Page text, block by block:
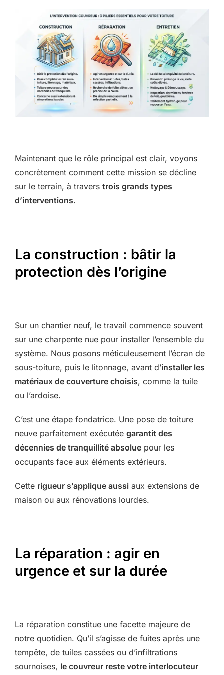
Maintenant que le rôle principal est clair, voyons
concrètement comment cette mission se décline
sur le terrain, à travers trois grands types
d’interventions.
La construction : bâtir la
protection dès l’origine
Sur un chantier neuf, le travail commence souvent
sur une charpente nue pour installer l’ensemble du
système. Nous posons méticuleusement l’écran de
sous-toiture, puis le litonnage, avant d’installer les
matériaux de couverture choisis, comme la tuile
ou l’ardoise.
C’est une étape fondatrice. Une pose de toiture
neuve parfaitement exécutée garantit des
décennies de tranquillité absolue pour les
occupants face aux éléments extérieurs.
Cette rigueur s’applique aussi aux extensions de
maison ou aux rénovations lourdes.
La réparation : agir en
urgence et sur la durée
La réparation constitue une facette majeure de
notre quotidien. Qu’il s’agisse de fuites après une
tempête, de tuiles cassées ou d’infiltrations
sournoises, le couvreur reste votre interlocuteur